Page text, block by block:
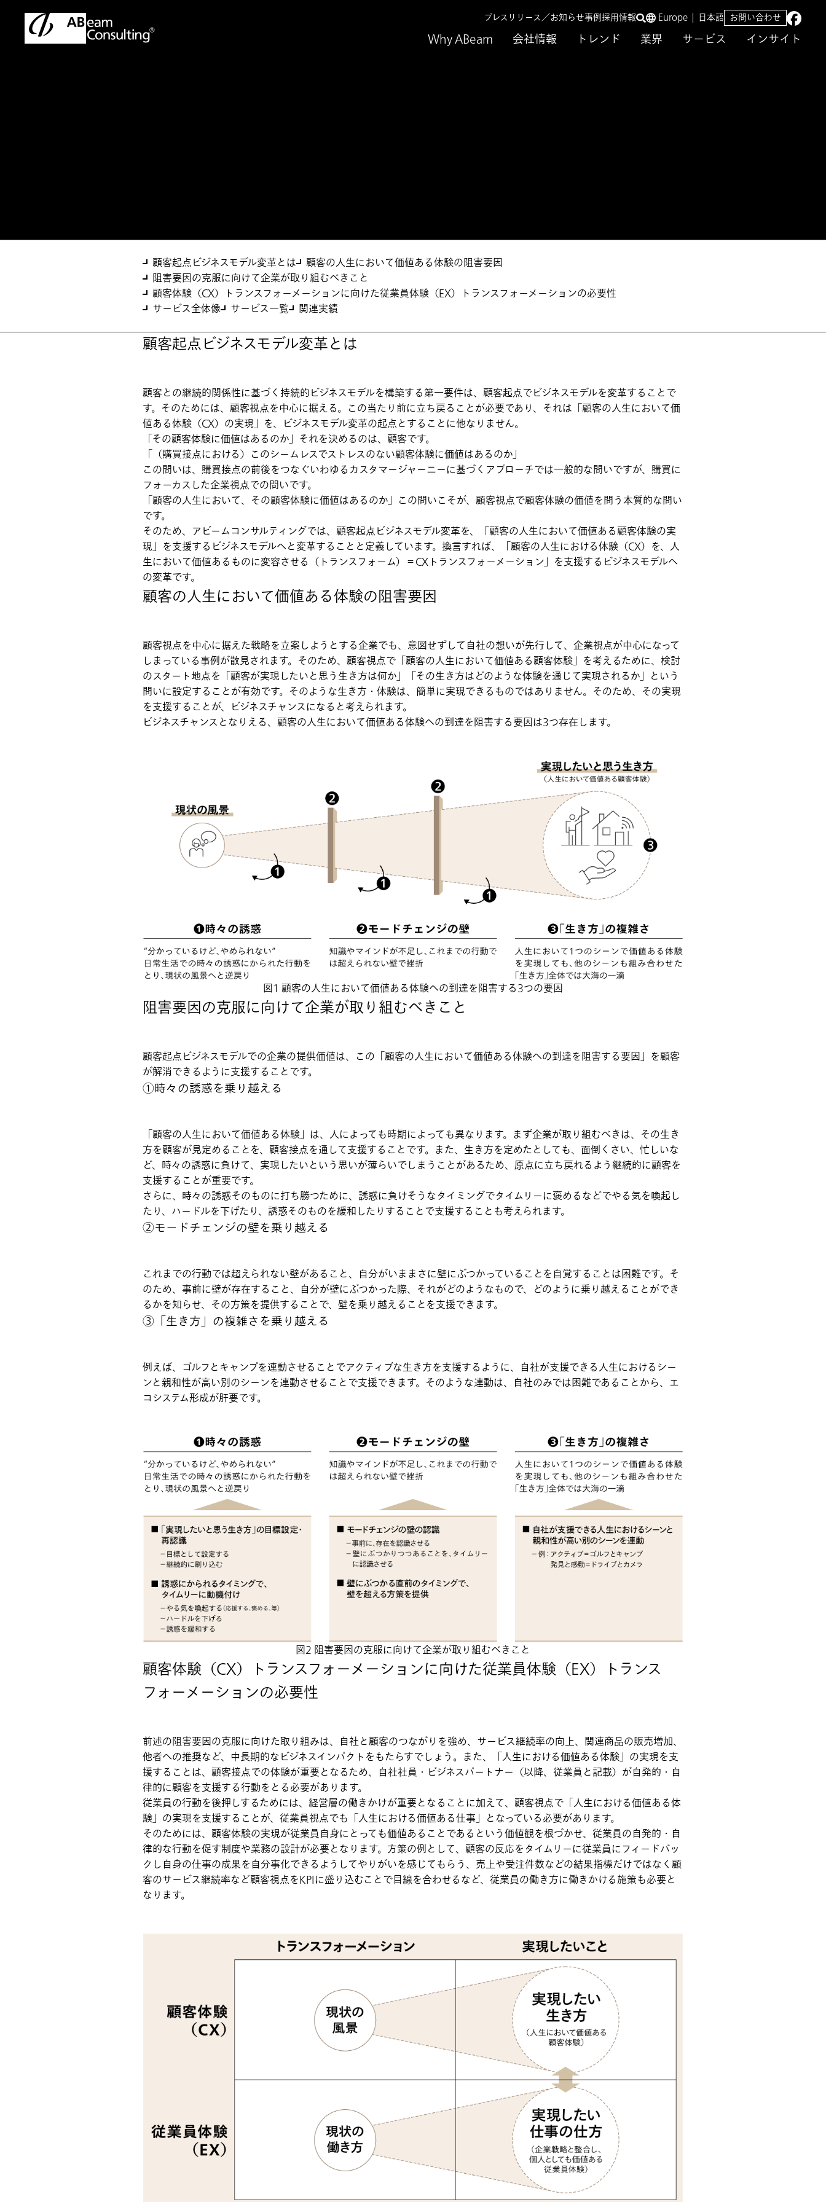
Why ABeam 会社情報 トレンド 業界 サービス インサイト
プレスリリース／お知らせ事例採用情報 Europe 日本語 お問い合わせ
顧客起点ビジネスモデル変革とは
顧客の人生において価値ある体験の阻害要因
阻害要因の克服に向けて企業が取り組むべきこと
顧客体験（CX）トランスフォーメーションに向けた従業員体験（EX）トランスフォーメーションの必要性
サービス全体像
サービス一覧 関連実績
顧客起点ビジネスモデル変革とは
顧客との継続的関係性に基づく持続的ビジネスモデルを構築する第一要件は、顧客起点でビジネスモデルを変革することで
す。そのためには、顧客視点を中心に据える。この当たり前に立ち戻ることが必要であり、それは「顧客の人生において価
値ある体験（CX）の実現」を、ビジネスモデル変革の起点とすることに他なりません。
「その顧客体験に価値はあるのか」それを決めるのは、顧客です。
「（購買接点における）このシームレスでストレスのない顧客体験に価値はあるのか」
この問いは、購買接点の前後をつなぐいわゆるカスタマージャーニーに基づくアプローチでは一般的な問いですが、購買に
フォーカスした企業視点での問いです。
「顧客の人生において、その顧客体験に価値はあるのか」この問いこそが、顧客視点で顧客体験の価値を問う本質的な問い
です。
そのため、アビームコンサルティングでは、顧客起点ビジネスモデル変革を、「顧客の人生において価値ある顧客体験の実
現」を支援するビジネスモデルへと変革することと定義しています。換言すれば、「顧客の人生における体験（CX）を、人
生において価値あるものに変容させる（トランスフォーム）＝CXトランスフォーメーション」を支援するビジネスモデルへ
の変革です。
顧客の人生において価値ある体験の阻害要因
顧客視点を中心に据えた戦略を立案しようとする企業でも、意図せずして自社の想いが先行して、企業視点が中心になって
しまっている事例が散見されます。そのため、顧客視点で「顧客の人生において価値ある顧客体験」を考えるために、検討
のスタート地点を「顧客が実現したいと思う生き方は何か」「その生き方はどのような体験を通じて実現されるか」という
問いに設定することが有効です。そのような生き方・体験は、簡単に実現できるものではありません。そのため、その実現
を支援することが、ビジネスチャンスになると考えられます。
ビジネスチャンスとなりえる、顧客の人生において価値ある体験への到達を阻害する要因は3つ存在します。
図1 顧客の人生において価値ある体験への到達を阻害する3つの要因
阻害要因の克服に向けて企業が取り組むべきこと
顧客起点ビジネスモデルでの企業の提供価値は、この「顧客の人生において価値ある体験への到達を阻害する要因」を顧客
が解消できるように支援することです。
①時々の誘惑を乗り越える
「顧客の人生において価値ある体験」は、人によっても時期によっても異なります。まず企業が取り組むべきは、その生き
方を顧客が見定めることを、顧客接点を通して支援することです。また、生き方を定めたとしても、面倒くさい、忙しいな
ど、時々の誘惑に負けて、実現したいという思いが薄らいでしまうことがあるため、原点に立ち戻れるよう継続的に顧客を
支援することが重要です。
さらに、時々の誘惑そのものに打ち勝つために、誘惑に負けそうなタイミングでタイムリーに褒めるなどでやる気を喚起し
たり、ハードルを下げたり、誘惑そのものを緩和したりすることで支援することも考えられます。
②モードチェンジの壁を乗り越える
これまでの行動では超えられない壁があること、自分がいままさに壁にぶつかっていることを自覚することは困難です。そ
のため、事前に壁が存在すること、自分が壁にぶつかった際、それがどのようなもので、どのように乗り越えることができ
るかを知らせ、その方策を提供することで、壁を乗り越えることを支援できます。
③「生き方」の複雑さを乗り越える
例えば、ゴルフとキャンプを連動させることでアクティブな生き方を支援するように、自社が支援できる人生におけるシー
ンと親和性が高い別のシーンを連動させることで支援できます。そのような連動は、自社のみでは困難であることから、エ
コシステム形成が肝要です。
図2 阻害要因の克服に向けて企業が取り組むべきこと
顧客体験（CX）トランスフォーメーションに向けた従業員体験（EX）トランス
フォーメーションの必要性
前述の阻害要因の克服に向けた取り組みは、自社と顧客のつながりを強め、サービス継続率の向上、関連商品の販売増加、
他者への推奨など、中長期的なビジネスインパクトをもたらすでしょう。また、「人生における価値ある体験」の実現を支
援することは、顧客接点での体験が重要となるため、自社社員・ビジネスパートナー（以降、従業員と記載）が自発的・自
律的に顧客を支援する行動をとる必要があります。
従業員の行動を後押しするためには、経営層の働きかけが重要となることに加えて、顧客視点で「人生における価値ある体
験」の実現を支援することが、従業員視点でも「人生における価値ある仕事」となっている必要があります。
そのためには、顧客体験の実現が従業員自身にとっても価値あることであるという価値観を根づかせ、従業員の自発的・自
律的な行動を促す制度や業務の設計が必要となります。方策の例として、顧客の反応をタイムリーに従業員にフィードバッ
クし自身の仕事の成果を自分事化できるようしてやりがいを感じてもらう、売上や受注件数などの結果指標だけではなく顧
客のサービス継続率など顧客視点をKPIに盛り込むことで目線を合わせるなど、従業員の働き方に働きかける施策も必要と
なります。